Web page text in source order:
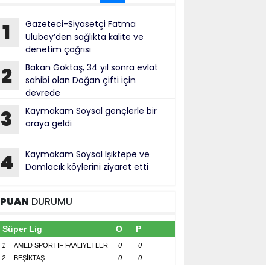
1
Gazeteci-Siyasetçi Fatma
Ulubey’den sağlıkta kalite ve
denetim çağrısı
2
Bakan Göktaş, 34 yıl sonra evlat
sahibi olan Doğan çifti için
devrede
3
Kaymakam Soysal gençlerle bir
araya geldi
4
Kaymakam Soysal Işıktepe ve
Damlacık köylerini ziyaret etti
PUAN DURUMU
Süper Lig O P
1 AMED SPORTİF FAALİYETLER 0
0
2
BEŞİKTAŞ 0
0